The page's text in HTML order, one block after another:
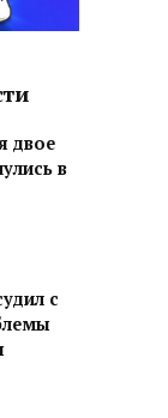
двое
в
с